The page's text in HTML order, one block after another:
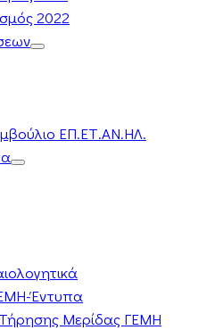
2022
ΕΠ.ΕΤ.ΑΝ.ΗΛ.
Έντυπα
Μερίδας ΓΕΜΗ